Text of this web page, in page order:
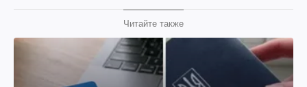
Читайте также